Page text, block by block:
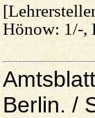
Hönow: 1/-,
Berlin. /